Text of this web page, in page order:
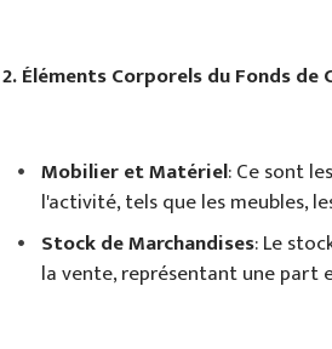
2. Éléments Corporels du Fonds de
Mobilier et Matériel: Ce sont
l'activité, tels que les meubles,
Stock de Marchandises: Le
la vente, représentant une part